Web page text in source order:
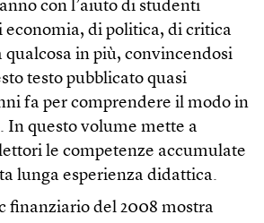
con l’aiuto di studenti
economia, di politica, di critica
in più, convincendosi
testo pubblicato quasi
fa per comprendere il modo in
In questo volume mette a
le competenze accumulate
lunga esperienza didattica.
finanziario del 2008 mostra